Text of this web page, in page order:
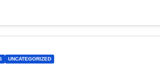
UNCATEGORIZED